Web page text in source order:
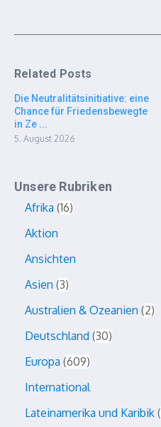
Related Posts
Die Neutralitätsinitiative: eine
Chance für Friedensbewegte
in Ze ...
5. August 2026
Unsere Rubriken
Afrika 16
Aktion
Ansichten
Asien 3
Australien & Ozeanien 2
Deutschland 30
Europa 609
International
Lateinamerika und Karibik